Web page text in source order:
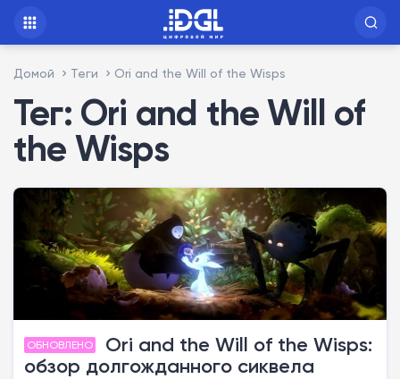
Домой Теги Ori and the Will of the Wisps
Тег: Ori and the Will of
the Wisps
ОБНОВЛЕНО
Ori and the Will of the Wisps:
обзор долгожданного сиквела